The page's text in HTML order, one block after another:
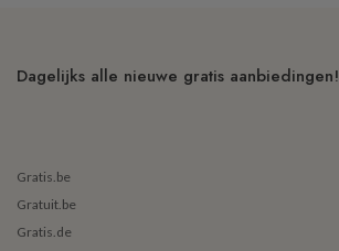
Dagelijks alle nieuwe gratis aanbiedingen!
Gratis.be
Gratuit.be
Gratis.de